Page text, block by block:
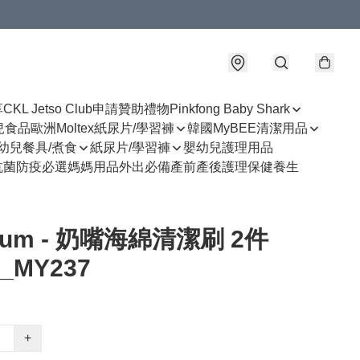
CKL Jetso Club申請贊助禮物Pinkfong Baby Shark
食品歐洲Moltex紙尿片/學習褲
韓國MyBEE清潔用品
兒餐具/煮食 紙尿片/學習褲
嬰幼兒護理用品
菌防疫必選媽媽用品外出必備產前產後護理保健養生
- 奶嘴海綿清潔刷 2件
+